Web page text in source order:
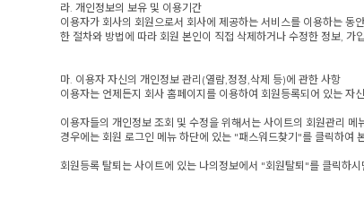
라. 개인정보의 보유 및 이용기간
이용자가 회사의 회원으로서 회사에 제공하는 서비스를 이용하는
한 절차와 방법에 따라 회원 본인이 직접 삭제하거나 수정한 정보,
마. 이용자 자신의 개인정보 관리(열람,정정,삭제 등)에 관한 사항
이용자는 언제든지 회사 홈페이지를 이용하여 회원등록되어 있는
이용자들의 개인정보 조회 및 수정을 위해서는 사이트의 회원관리
경우에는 회원 로그인 메뉴 하단에 있는 "패스워드찾기"를 클릭하
회원등록 탈퇴는 사이트에 있는 나의정보에서 "회원탈퇴"를 클릭하